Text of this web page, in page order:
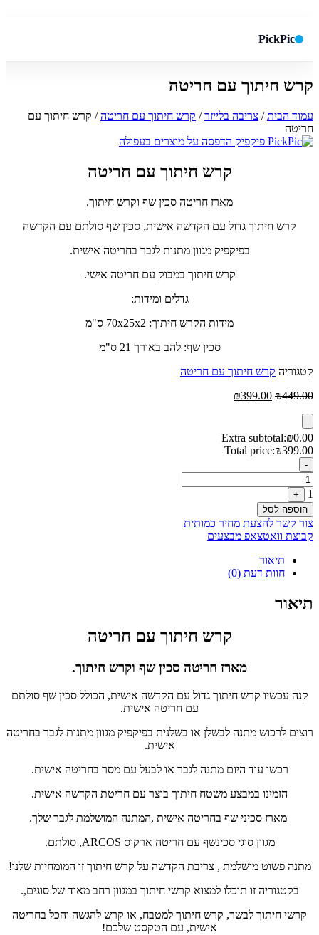
PickPic
חיפוש באתר
חפש
קרש חיתוך עם חריטה
עמוד הבית/ צריבה בלייזר/ קרש חיתוך עם חריטה/ קרש חיתוך עם
חריטה
קרש חיתוך עם חריטה
מארז חריטה סכין שף וקרש חיתוך.
קרש חיתוך גדול עם הקדשה אישית, סכין שף סולתם עם הקדשה
בפיקפיק מגוון מתנות לגבר בחריטה אישית.
קרש חיתוך במבוק עם חריטה אישי.
גדלים ומידות:
מידות הקרש חיתוך: 70x25x2 ס"מ
סכין שף: להב באורך 21 ס"מ
קטגוריה קרש חיתוך עם חריטה
₪449.00
המחיר
₪449.00.
₪399.00
₪399.00.Extra subtotal:₪0.00
Total price:₪399.00
Quantity
-
1
+
הוספה לסל
צור קשר להצעת מחיר כמותית
קבוצת וואטצאפ מבצעים
תיאור
חוות דעת (0)
תיאור
קרש חיתוך עם חריטה
מארז חריטה סכין שף וקרש חיתוך.
קנה עכשיו קרש חיתוך גדול עם הקדשה אישית, הכולל סכין שף סולתם
עם חריטה אישית.
רוצים לרכוש מתנה לבשלן או בשלנית בפיקפיק מגוון מתנות לגבר בחריטה
אישית.
רכשו עוד היום מתנה לגבר או לבעל עם מסר בחריטה אישית.
הזמינו במבצע משטח חיתוך בוצר עם חריטת הקדשה אישית.
מארז סכיני שף בחריטה אישית ,המתנה המושלמת לגבר שלך.
מגוון סוגי סכינשף עם חריטה ארקוס ARCOS, סולתם.
מתנה פשוט מושלמת , צריבת הקדשה על קרש חיתוך זו המומחיות שלנו!
בקטגוריה זו תוכלו למצוא קרשי חיתוך במגוון רחב מאוד של סוגים,.
קרשי חיתוך לבשר, קרש חיתוך למטבח, או קרש להגשה והכל בחריטה
אישית, עם הטקסט שלכם!